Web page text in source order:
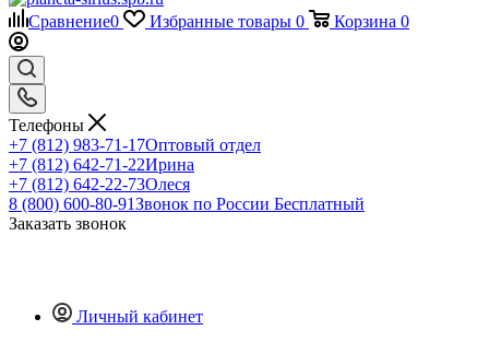
Сравнение0 Избранные товары 0 Корзина 0
Телефоны
+7 (812) 983-71-17Оптовый отдел
+7 (812) 642-71-22Ирина
+7 (812) 642-22-73Олеся
8 (800) 600-80-91Звонок по России Бесплатный
Заказать звонок
Личный кабинет